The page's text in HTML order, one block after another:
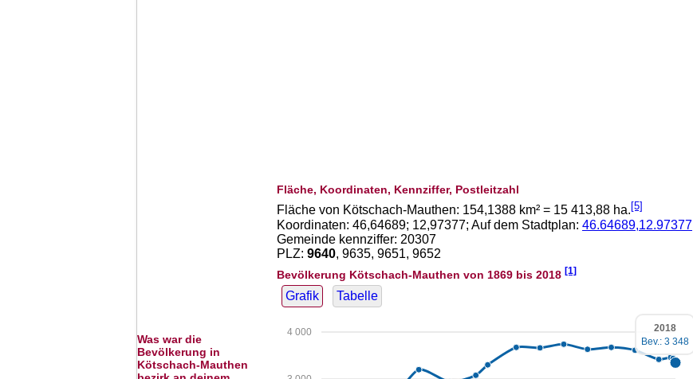
Was war die
Bevölkerung in
Kötschach-Mauthen
Fläche, Koordinaten, Kennziffer, Postleitzahl
Fläche von Kötschach-Mauthen: 154,1388 km² = 15 413,88 ha. [5]
Koordinaten: 46,64689; 12,97377; Auf dem Stadtplan: 46.64689,12.97377
Gemeinde kennziffer: 20307
PLZ: 9640, 9635, 9651, 9652
Bevölkerung Kötschach-Mauthen von 1869 bis 2018 [1]
Grafik Tabelle
4 000
2018
Bev.: 3 348